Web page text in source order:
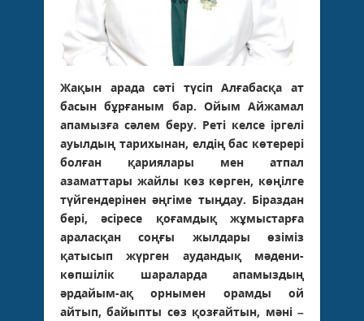
Жақын арада сәті түсіп Алғабасқа ат
басын бұрғаным бар. Ойым Айжамал
апамызға сәлем беру. Реті келсе іргелі
ауылдың тарихынан, елдің бас көтерері
болған қариялары мен атпал
азаматтары жайлы көз көрген, көңілге
түйгендерінен әңгіме тыңдау. Біраздан
бері, әсіресе қоғамдық жұмыстарға
араласқан соңғы жылдары өзіміз
қатысып жүрген аудандық мәдени-
көпшілік шараларда апамыздың
әрдайым-ақ орнымен орамды ой
айтып, байыпты сөз қозғайтын, мәні –